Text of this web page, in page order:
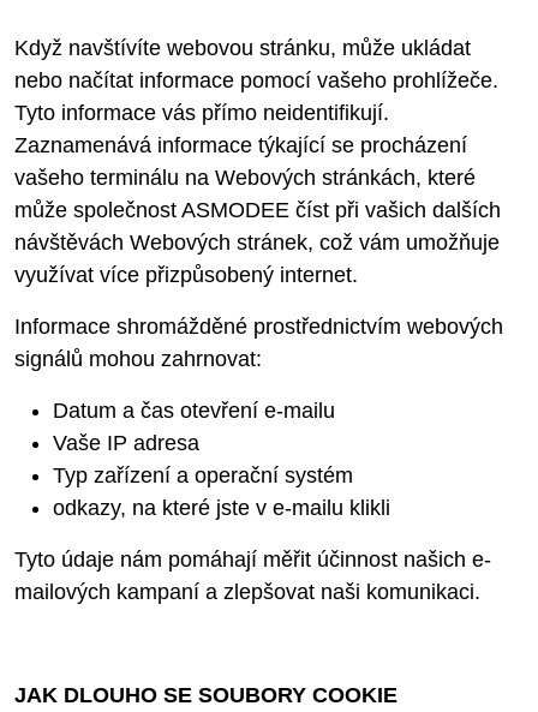
Když navštívíte webovou stránku, může ukládat
nebo načítat informace pomocí vašeho prohlížeče.
Tyto informace vás přímo neidentifikují.
Zaznamenává informace týkající se procházení
vašeho terminálu na Webových stránkách, které
může společnost ASMODEE číst při vašich dalších
návštěvách Webových stránek, což vám umožňuje
využívat více přizpůsobený internet.
Informace shromážděné prostřednictvím webových
signálů mohou zahrnovat:
Datum a čas otevření e-mailu
Vaše IP adresa
Typ zařízení a operační systém
odkazy, na které jste v e-mailu klikli
Tyto údaje nám pomáhají měřit účinnost našich e-
mailových kampaní a zlepšovat naši komunikaci.
JAK DLOUHO SE SOUBORY COOKIE